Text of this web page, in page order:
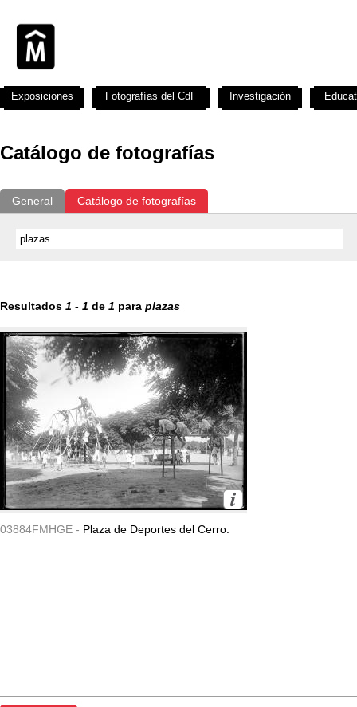
Catálogo de fotografías
General Catálogo de fotografías
Resultados 1 - 1 de 1 para plazas
03884FMHGE - Plaza de Deportes del Cerro.
Exposiciones Fotografías del CdF Investigación